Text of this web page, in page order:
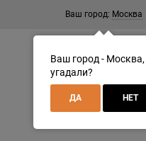
Ваш город: Москва
Ваш город - Москва,
угадали?
ДА НЕТ